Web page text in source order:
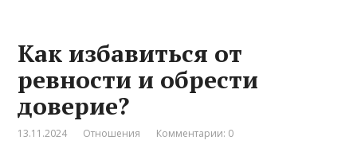
Как избавиться от
ревности и обрести
доверие?
13.11.2024 Отношения Комментарии: 0